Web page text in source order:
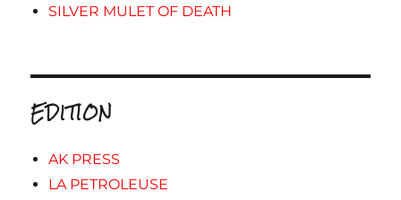
SILVER MULET OF DEATH
EDITION
AK PRESS
LA PETROLEUSE